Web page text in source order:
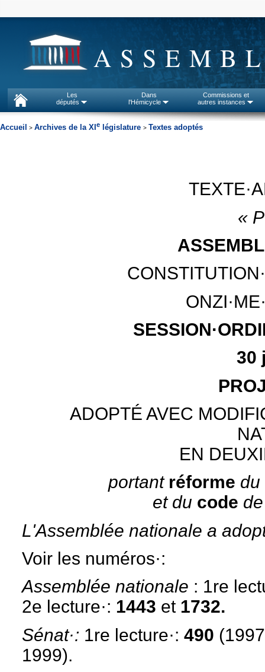
Les
députés
Dans
l'Hémicycle
Commissions et
autres instances
Accueil > Archives de la XI e législature > Textes adoptés
«
30
ADOPTÉ AVEC
EN
portant réforme du
et du code de
L'Assemblée nationale a
Voir les numéros·:
Assemblée nationale : 1re
2e lecture·: 1443 et 1732.
Sénat·: 1re lecture·: 490
1999).